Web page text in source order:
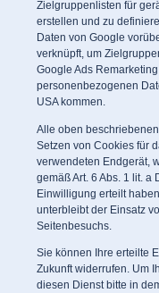
Zielgruppenlisten für
erstellen und zu
Daten von Google
verknüpft, um
Google Ads
personenbezogenen
USA kommen.
Alle oben
Setzen von Cookies für
verwendeten Endgerät,
gemäß Art. 6 Abs. 1 lit. a
Einwilligung erteilt
unterbleibt der Einsatz
Seitenbesuchs.
Sie können Ihre erteilte
Zukunft widerrufen. Um
diesen Dienst bitte in